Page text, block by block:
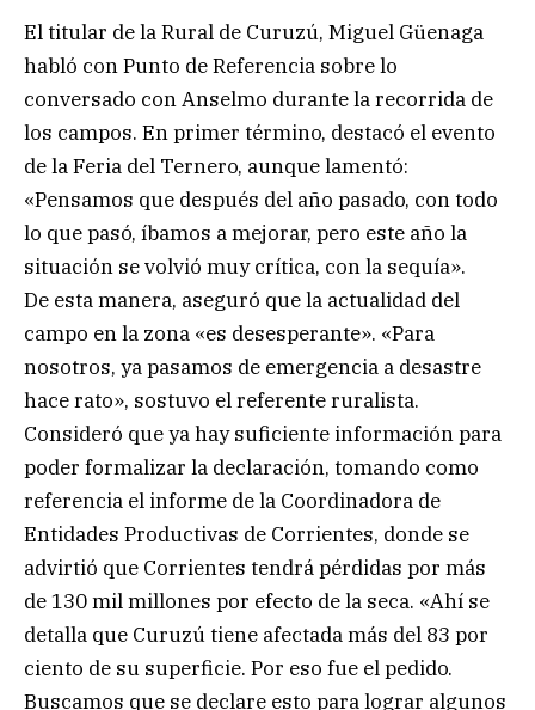
El titular de la Rural de Curuzú, Miguel Güenaga
habló con Punto de Referencia sobre lo
conversado con Anselmo durante la recorrida de
los campos. En primer término, destacó el evento
de la Feria del Ternero, aunque lamentó:
«Pensamos que después del año pasado, con todo
lo que pasó, íbamos a mejorar, pero este año la
situación se volvió muy crítica, con la sequía».
De esta manera, aseguró que la actualidad del
campo en la zona «es desesperante». «Para
nosotros, ya pasamos de emergencia a desastre
hace rato», sostuvo el referente ruralista.
Consideró que ya hay suficiente información para
poder formalizar la declaración, tomando como
referencia el informe de la Coordinadora de
Entidades Productivas de Corrientes, donde se
advirtió que Corrientes tendrá pérdidas por más
de 130 mil millones por efecto de la seca. «Ahí se
detalla que Curuzú tiene afectada más del 83 por
ciento de su superficie. Por eso fue el pedido.
Buscamos que se declare esto para lograr algunos